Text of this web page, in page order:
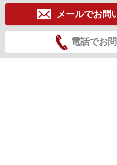
メールでお問
電話でお